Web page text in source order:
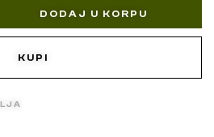
DODAJ U KORPU
KUPI